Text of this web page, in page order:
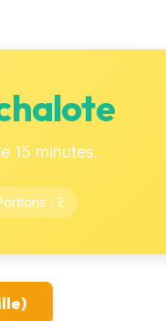
15 minutes.
: 2